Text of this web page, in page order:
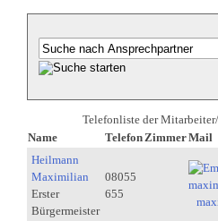
Telefonliste der
Name
Telefon ZimmerMail
Heilmann
Maximilian
Erster
Bürgermeister
08055
655